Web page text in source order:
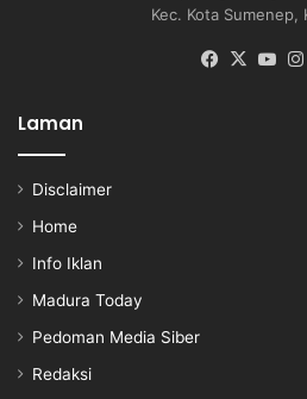
Kec. Kota Sumenep,
Facebook
X
Laman
Disclaimer
Home
Info Iklan
Madura Today
Pedoman Media Siber
Redaksi